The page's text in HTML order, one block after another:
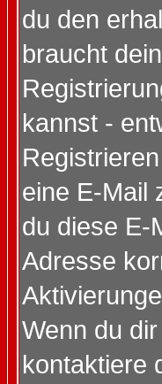
du den
braucht
kannst -
eine E-Mail
du diese E-
Adresse
Wenn du
kontaktiere